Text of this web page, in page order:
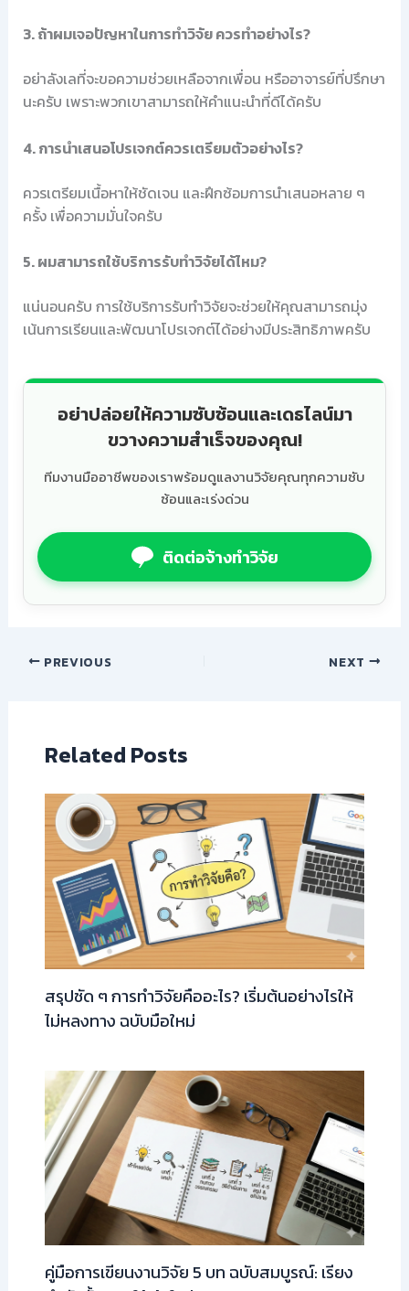
3. ถ้าผมเจอปัญหาในการทำวิจัย ควรทำอย่างไร?
อย่าลังเลที่จะขอความช่วยเหลือจากเพื่อน หรืออาจารย์ที่ปรึกษา
นะครับ เพราะพวกเขาสามารถให้คำแนะนำที่ดีได้ครับ
4. การนำเสนอโปรเจกต์ควรเตรียมตัวอย่างไร?
ควรเตรียมเนื้อหาให้ชัดเจน และฝึกซ้อมการนำเสนอหลาย ๆ
ครั้ง เพื่อความมั่นใจครับ
5. ผมสามารถใช้บริการรับทำวิจัยได้ไหม?
แน่นอนครับ การใช้บริการรับทำวิจัยจะช่วยให้คุณสามารถมุ่ง
เน้นการเรียนและพัฒนาโปรเจกต์ได้อย่างมีประสิทธิภาพครับ
อย่าปล่อยให้ความซับซ้อนและเดธไลน์มา
ขวางความสำเร็จของคุณ!
ทีมงานมืออาชีพของเราพร้อมดูแลงานวิจัยคุณทุกความซับ
ซ้อนและเร่งด่วน
ติดต่อจ้างทำวิจัย
PREVIOUS NEXT
Related Posts
สรุปชัด ๆ การทำวิจัยคืออะไร? เริ่มต้นอย่างไรให้
ไม่หลงทาง ฉบับมือใหม่
คู่มือการเขียนงานวิจัย 5 บท ฉบับสมบูรณ์: เรียง